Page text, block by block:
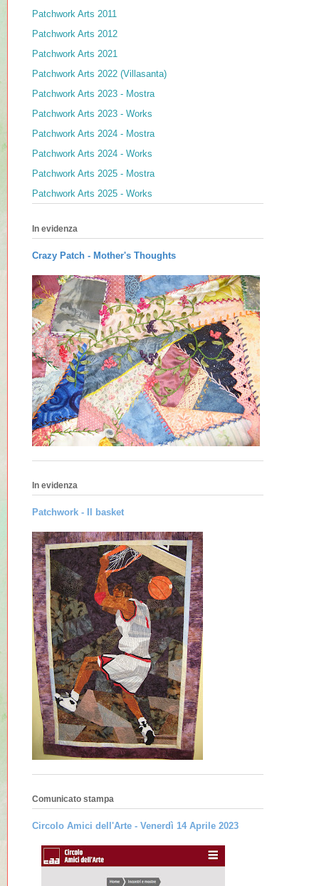
Patchwork Arts 2011
Patchwork Arts 2012
Patchwork Arts 2021
Patchwork Arts 2022 (Villasanta)
Patchwork Arts 2023 - Mostra
Patchwork Arts 2023 - Works
Patchwork Arts 2024 - Mostra
Patchwork Arts 2024 - Works
Patchwork Arts 2025 - Mostra
Patchwork Arts 2025 - Works
In evidenza
Crazy Patch - Mother's Thoughts
In evidenza
Patchwork - Il basket
Comunicato stampa
Circolo Amici dell'Arte - Venerdì 14 Aprile 2023